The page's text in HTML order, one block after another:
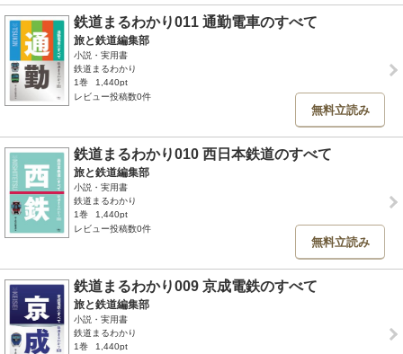
鉄道まるわかり011 通勤電車のすべて
旅と鉄道編集部
小説・実用書
鉄道まるわかり
1巻
1,440pt
レビュー投稿数0件
無料立読み
鉄道まるわかり010 西日本鉄道のすべて
旅と鉄道編集部
小説・実用書
鉄道まるわかり
1巻
1,440pt
レビュー投稿数0件
無料立読み
鉄道まるわかり009 京成電鉄のすべて
旅と鉄道編集部
小説・実用書
鉄道まるわかり
1巻
1,440pt